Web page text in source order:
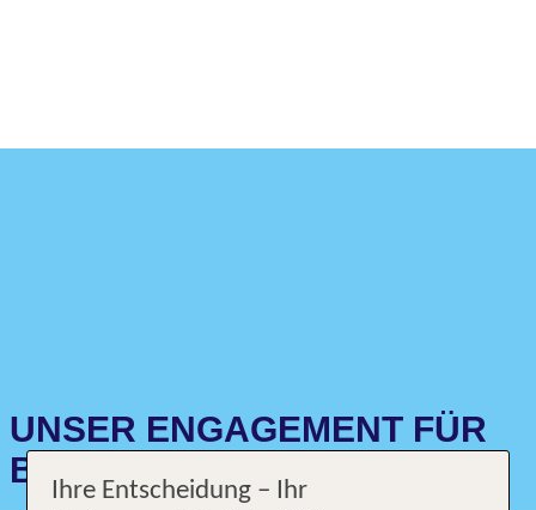
UNSER ENGAGEMENT FÜR
BARRIEREFREIHEIT
Ihre Entscheidung – Ihr